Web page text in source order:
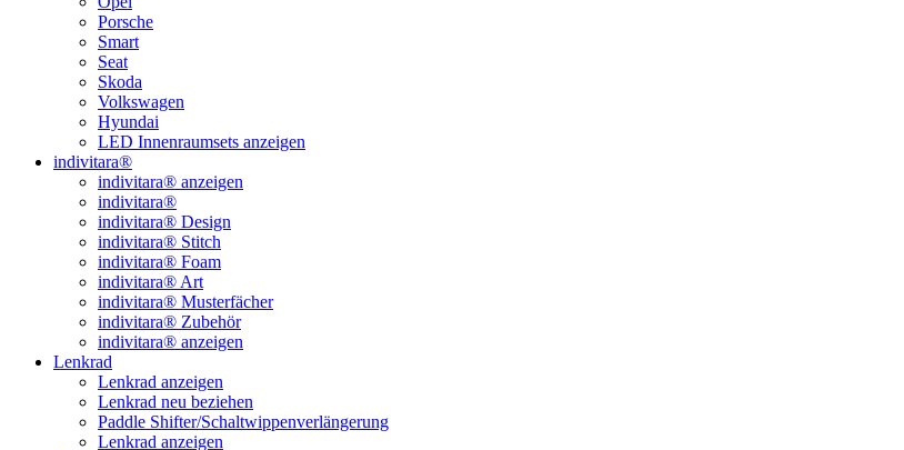
Porsche
Smart
Seat
Skoda
Volkswagen
Hyundai
LED Innenraumsets anzeigen
indivitara®
indivitara® anzeigen
indivitara®
indivitara® Design
indivitara® Stitch
indivitara® Foam
indivitara® Art
indivitara® Musterfächer
indivitara® Zubehör
indivitara® anzeigen
Lenkrad
Lenkrad anzeigen
Lenkrad neu beziehen
Paddle Shifter/Schaltwippenverlängerung
Lenkrad anzeigen